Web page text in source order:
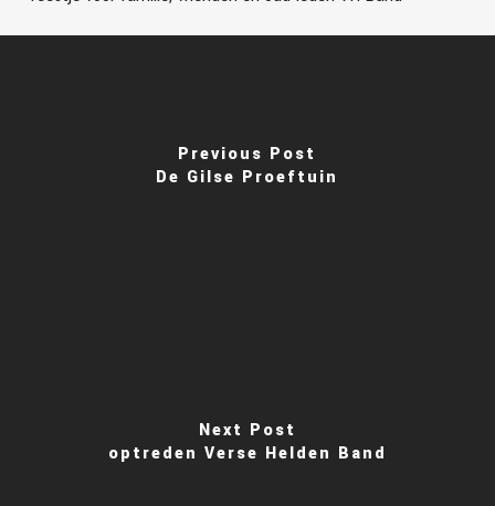
Previous Post
De Gilse Proeftuin
Next Post
optreden Verse Helden Band